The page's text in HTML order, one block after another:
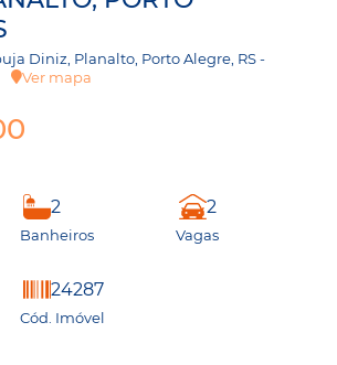
Diniz, Planalto, Porto Alegre, RS -
Ver mapa
2
Banheiros
2
Vagas
24287
Cód. Imóvel